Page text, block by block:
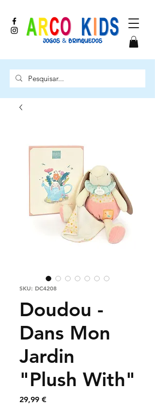
SKU: DC4208
Doudou -
Dans Mon
Jardin
"Plush With"
29,99 €Preço